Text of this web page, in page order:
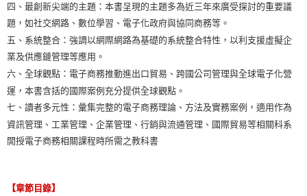
四、最創新尖端的主題：本書呈現的主題多為近三年來廣受探討的重要議
題，如社交網路、數位學習、電子化政府與協同商務等。
五、系統整合：強調以網際網路為基礎的系統整合特性，以利支援虛擬企
業及供應鏈管理等應用。
六、全球觀點：電子商務推動進出口貿易、跨國公司管理與全球電子化營
運，本書含括的國際案例充分提供全球觀點。
七、讀者多元性：彙集完整的電子商務理論、方法及實務案例，適用作為
資訊管理、工業管理、企業管理、行銷與流通管理、國際貿易等相關科系
開授電子商務相關課程時所需之教科書
【章節目錄】